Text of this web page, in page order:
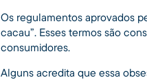
Os regulamentos aprovados
cacau”. Esses termos são
consumidores.
Alguns acredita que essa